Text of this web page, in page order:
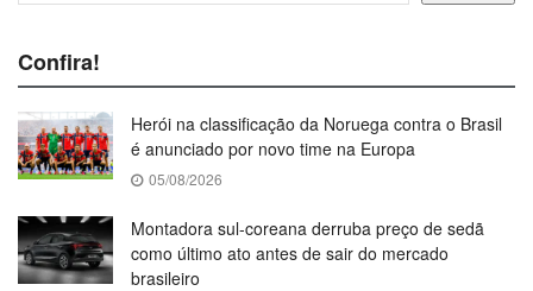
Confira!
Herói na classificação da Noruega contra o Brasil
é anunciado por novo time na Europa
05/08/2026
Montadora sul-coreana derruba preço de sedã
como último ato antes de sair do mercado
brasileiro